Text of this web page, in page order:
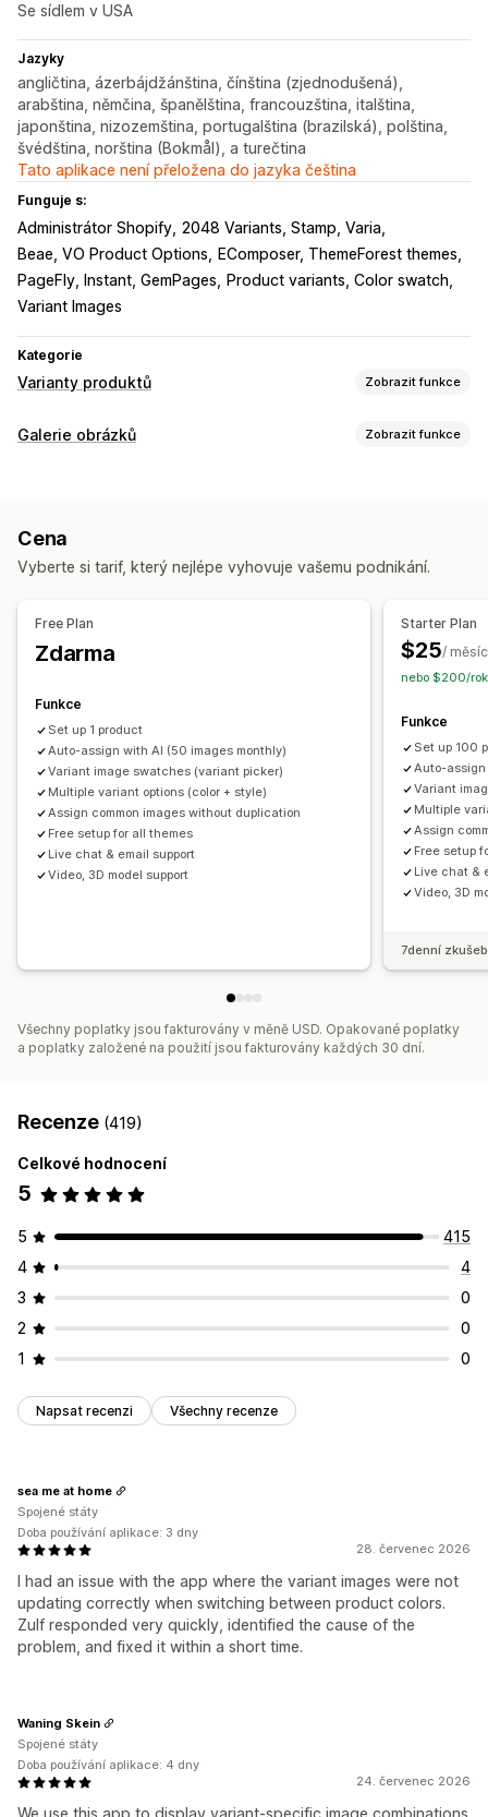
Se sídlem v USA
Jazyky
angličtina, ázerbájdžánština, čínština (zjednodušená),
arabština, němčina, španělština, francouzština, italština,
japonština, nizozemština, portugalština (brazilská), polština,
švédština, norština (Bokmål), a turečtina
Tato aplikace není přeložena do jazyka čeština
Funguje s:
Administrátor Shopify 2048 Variants, Stamp, Varia
Beae, VO Product Options
EComposer, ThemeForest themes
PageFly, Instant, GemPages
Product variants, Color swatch
Variant Images
Kategorie
Varianty produktů Zobrazit funkce
Přizpůsobení
Skladové zásoby
Skrytí produktů, které nejsou skladem
Galerie obrázků Zobrazit funkce
Více jazyků
Cena
Vyberte si tarif, který nejlépe vyhovuje vašemu podnikání.
Free Plan
Zdarma
Funkce
Set up 1 product
Auto-assign with AI (50 images monthly)
Variant image swatches (variant picker)
Multiple variant options (color + style)
Assign common images without duplication
Free setup for all themes
Live chat & email support
Video, 3D model support
Starter Plan
$25/ měsíc
nebo $200/
Funkce
Set up 100
Auto-
Variant
Multiple
Assign
Free setup
Live chat &
Video, 3D
7denní
Všechny poplatky jsou fakturovány v měně USD. Opakované poplatky
a poplatky založené na použití jsou fakturovány každých 30 dní.
Recenze (419)
Celkové hodnocení
5
5
415
4
4
3
0
2
0
1
0
Napsat recenzi Všechny recenze
28. červenec 2026
I had an issue with the app where the variant images were not
updating correctly when switching between product colors.
Zulf responded very quickly, identified the cause of the
problem, and fixed it within a short time.
sea me at home
Spojené státy
Doba používání aplikace: 3 dny
24. červenec 2026
Waning Skein
Spojené státy
Doba používání aplikace: 4 dny